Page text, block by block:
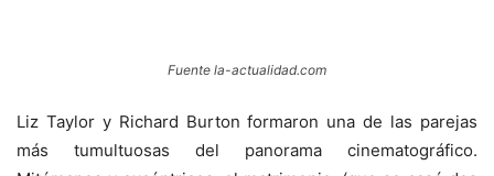
Fuente la-actualidad.com
Liz Taylor y Richard Burton formaron una de las parejas
más tumultuosas del panorama cinematográfico.